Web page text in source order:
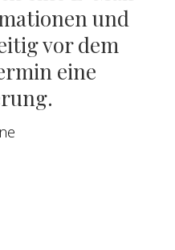
und
vor dem
eine